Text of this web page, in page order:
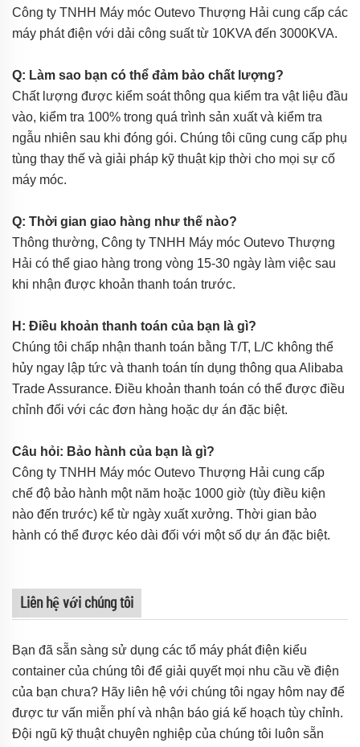
Công ty TNHH Máy móc Outevo Thượng Hải cung cấp các
máy phát điện với dải công suất từ 10KVA đến 3000KVA.
Q: Làm sao bạn có thể đảm bảo chất lượng?
Chất lượng được kiểm soát thông qua kiểm tra vật liệu đầu
vào, kiểm tra 100% trong quá trình sản xuất và kiểm tra
ngẫu nhiên sau khi đóng gói. Chúng tôi cũng cung cấp phụ
tùng thay thế và giải pháp kỹ thuật kịp thời cho mọi sự cố
máy móc.
Q: Thời gian giao hàng như thế nào?
Thông thường, Công ty TNHH Máy móc Outevo Thượng
Hải có thể giao hàng trong vòng 15-30 ngày làm việc sau
khi nhận được khoản thanh toán trước.
H: Điều khoản thanh toán của bạn là gì?
Chúng tôi chấp nhận thanh toán bằng T/T, L/C không thể
hủy ngay lập tức và thanh toán tín dụng thông qua Alibaba
Trade Assurance. Điều khoản thanh toán có thể được điều
chỉnh đối với các đơn hàng hoặc dự án đặc biệt.
Câu hỏi: Bảo hành của bạn là gì?
Công ty TNHH Máy móc Outevo Thượng Hải cung cấp
chế độ bảo hành một năm hoặc 1000 giờ (tùy điều kiện
nào đến trước) kể từ ngày xuất xưởng. Thời gian bảo
hành có thể được kéo dài đối với một số dự án đặc biệt.
Liên hệ với chúng tôi
Bạn đã sẵn sàng sử dụng các tổ máy phát điện kiểu
container của chúng tôi để giải quyết mọi nhu cầu về điện
của bạn chưa? Hãy liên hệ với chúng tôi ngay hôm nay để
được tư vấn miễn phí và nhận báo giá kế hoạch tùy chỉnh.
Đội ngũ kỹ thuật chuyên nghiệp của chúng tôi luôn sẵn